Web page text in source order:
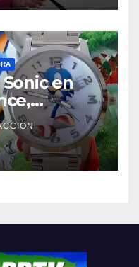
en
el que